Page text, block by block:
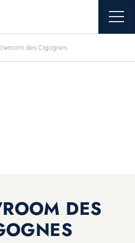
des Cigognes
DES